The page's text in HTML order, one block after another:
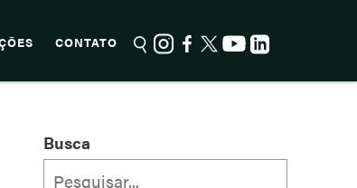
CONTATO
Busca